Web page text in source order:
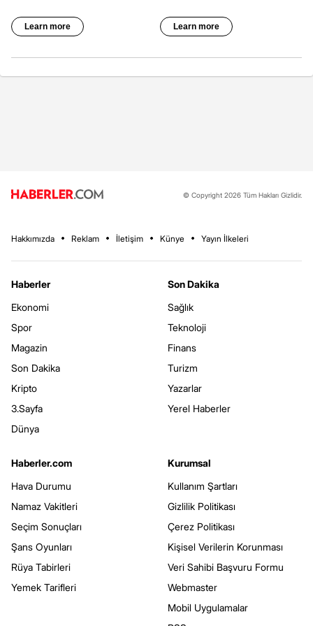
© Copyright 2026 Tüm Hakları Gizlidir.
Hakkımızda Reklam İletişim Künye Yayın İlkeleri
Haberler
Ekonomi
Spor
Magazin
Son Dakika
Kripto
3.Sayfa
Dünya
Son Dakika
Sağlık
Teknoloji
Finans
Turizm
Yazarlar
Yerel Haberler
Haberler.com
Hava Durumu
Namaz Vakitleri
Seçim Sonuçları
Şans Oyunları
Rüya Tabirleri
Yemek Tarifleri
Kurumsal
Kullanım Şartları
Gizlilik Politikası
Çerez Politikası
Kişisel Verilerin Korunması
Veri Sahibi Başvuru Formu
Webmaster
Mobil Uygulamalar